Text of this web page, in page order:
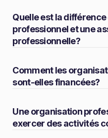
Quelle est la
professionnel et une
professionnelle?
Comment les
sont-elles financées?
Une organisation
exercer des activités